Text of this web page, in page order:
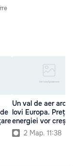
Un val de aer
lovi Europa.
energiei vor crește
2 Мар. 11:38